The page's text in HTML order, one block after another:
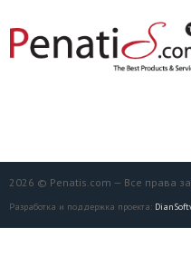
2026 © Penatis.com — Все права
Разработка и поддержка проекта: